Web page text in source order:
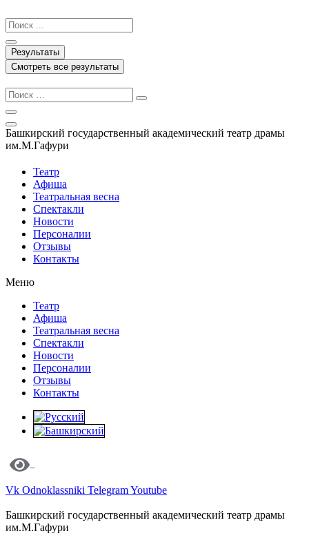
к
содержимому
Search
...
Результаты
Смотреть все результаты
Башкирский государственный академический театр драмы
им.М.Гафури
Театр
Афиша
Театральная весна
Спектакли
Новости
Персоналии
Отзывы
Контакты
Меню
Театр
Афиша
Театральная весна
Спектакли
Новости
Персоналии
Отзывы
Контакты
Vk Odnoklassniki TelegramYoutube
Башкирский государственный академический театр драмы
им.М.Гафури